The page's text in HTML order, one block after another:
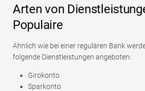
Arten von
Populaire
Ähnlich wie bei einer regulären Bank
folgende Dienstleistungen angeboten:
Girokonto
Sparkonto